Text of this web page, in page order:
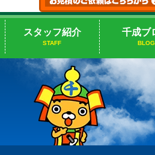
スタッフ紹介
STAFF
千成ブ
BLOG